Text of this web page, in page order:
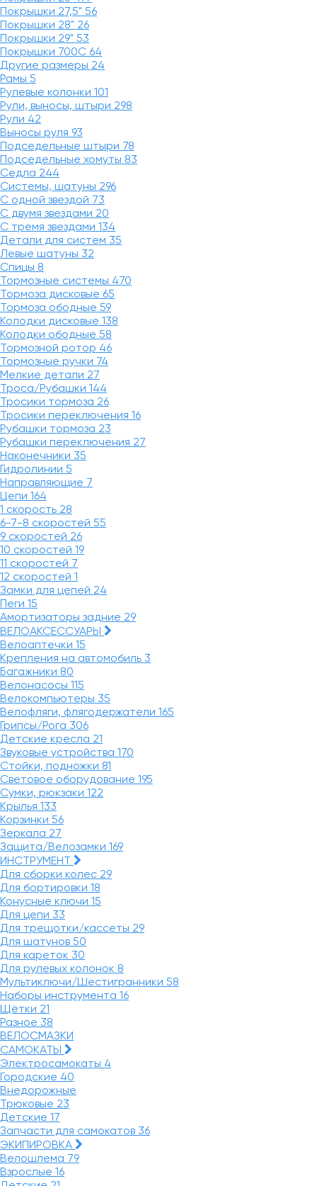
Покрышки 27,5" 56
Покрышки 28" 26
Покрышки 29" 53
Покрышки 700C 64
Другие размеры 24
Рамы 5
Рулевые колонки 101
Рули, выносы, штыри 298
Рули 42
Выносы руля 93
Подседельные штыри 78
Подседельные хомуты 83
Седла 244
Системы, шатуны 296
С одной звездой 73
С двумя звездами 20
С тремя звездами 134
Детали для систем 35
Левые шатуны 32
Спицы 8
Тормозные системы 470
Тормоза дисковые 65
Тормоза ободные 59
Колодки дисковые 138
Колодки ободные 58
Тормозной ротор 46
Тормозные ручки 74
Мелкие детали 27
Троса/Рубашки 144
Тросики тормоза 26
Тросики переключения 16
Рубашки тормоза 23
Рубашки переключения 27
Наконечники 35
Гидролинии 5
Направляющие 7
Цепи 164
1 скорость 28
6-7-8 скоростей 55
9 скоростей 26
10 скоростей 19
11 скоростей 7
12 скоростей 1
Замки для цепей 24
Пеги 15
Амортизаторы задние 29
ВЕЛОАКСЕССУАРЫ
Велоаптечки 15
Крепления на автомобиль 3
Багажники 80
Велонасосы 115
Велокомпьютеры 35
Велофляги, флягодержатели 165
Грипсы/Рога 306
Детские кресла 21
Звуковые устройства 170
Стойки, подножки 81
Световое оборудование 195
Сумки, рюкзаки 122
Крылья 133
Корзинки 56
Зеркала 27
Защита/Велозамки 169
ИНСТРУМЕНТ
Для сборки колес 29
Для бортировки 18
Конусные ключи 15
Для цепи 33
Для трещотки/кассеты 29
Для шатунов 50
Для кареток 30
Для рулевых колонок 8
Мультиключи/Шестигранники 58
Наборы инструмента 16
Щётки 21
Разное 38
ВЕЛОСМАЗКИ
САМОКАТЫ
Электросамокаты 4
Городские 40
Внедорожные
Трюковые 23
Детские 17
Запчасти для самокатов 36
ЭКИПИРОВКА
Велошлема 79
Взрослые 16